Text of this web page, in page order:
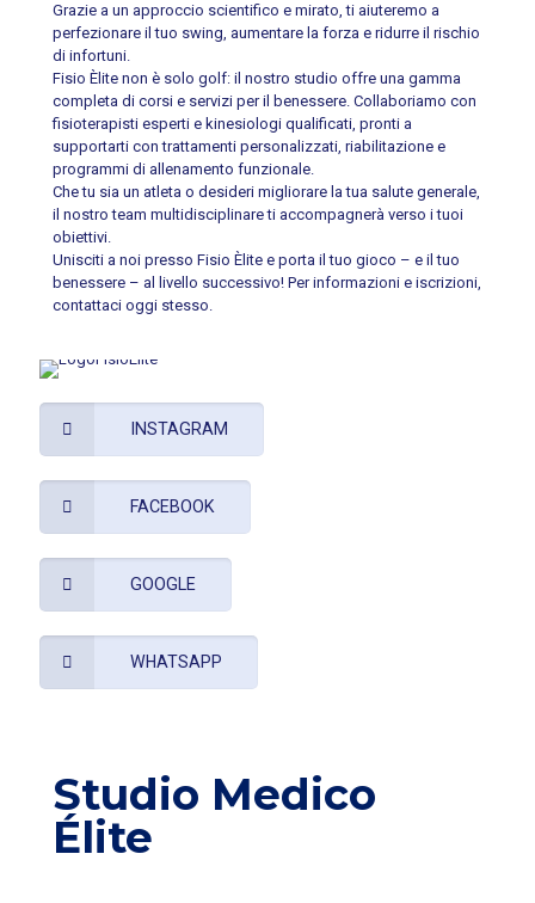
Grazie a un approccio scientifico e mirato, ti aiuteremo a
perfezionare il tuo swing, aumentare la forza e ridurre il rischio
di infortuni.
Fisio Èlite non è solo golf: il nostro studio offre una gamma
completa di corsi e servizi per il benessere. Collaboriamo con
fisioterapisti esperti e kinesiologi qualificati, pronti a
supportarti con trattamenti personalizzati, riabilitazione e
programmi di allenamento funzionale.
Che tu sia un atleta o desideri migliorare la tua salute generale,
il nostro team multidisciplinare ti accompagnerà verso i tuoi
obiettivi.
Unisciti a noi presso Fisio Èlite e porta il tuo gioco – e il tuo
benessere – al livello successivo! Per informazioni e iscrizioni,
contattaci oggi stesso.
INSTAGRAM
FACEBOOK
GOOGLE
WHATSAPP
Studio Medico
Élite